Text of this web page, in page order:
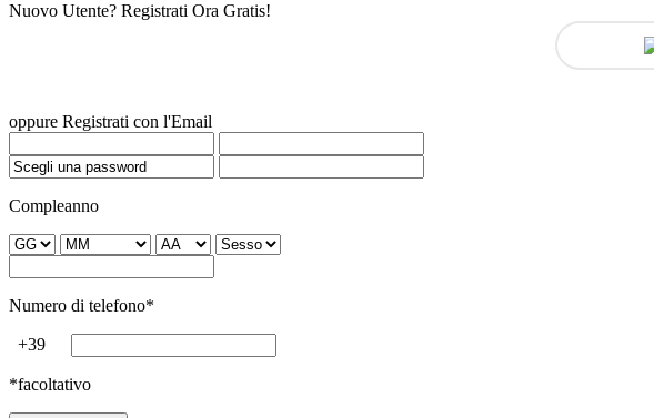
Nuovo Utente? Registrati Ora Gratis!
oppure Registrati con l'Email
Compleanno
Numero di telefono*
+39
*facoltativo